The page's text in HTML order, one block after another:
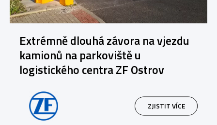
Extrémně dlouhá závora na vjezdu
kamionů na parkoviště u
logistického centra ZF Ostrov
ZJISTIT VÍCE